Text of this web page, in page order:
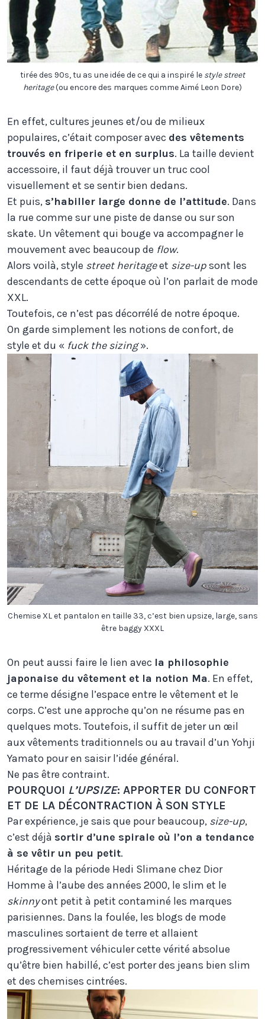
tirée des 90s, tu as une idée de ce qui a inspiré le style street
heritage(ou encore des marques comme Aimé Leon Dore)
En effet, cultures jeunes et/ou de milieux
populaires, c’était composer avec des vêtements
trouvés en friperie et en surplus. La taille devient
accessoire, il faut déjà trouver un truc cool
visuellement et se sentir bien dedans.
Et puis, s’habiller large donne de l’attitude. Dans
la rue comme sur une piste de danse ou sur son
skate. Un vêtement qui bouge va accompagner le
mouvement avec beaucoup de flow.
Alors voilà, style street heritageet size-upsont les
descendants de cette époque où l’on parlait de mode
XXL.
Toutefois, ce n’est pas décorrélé de notre époque.
On garde simplement les notions de confort, de
style et du « fuck the sizing».
Chemise XL et pantalon en taille 33, c’est bien upsize, large, sans
être baggy XXXL
On peut aussi faire le lien avec la philosophie
japonaise du vêtement et la notion Ma. En effet,
ce terme désigne l’espace entre le vêtement et le
corps. C’est une approche qu’on ne résume pas en
quelques mots. Toutefois, il suffit de jeter un œil
aux vêtements traditionnels ou au travail d’un Yohji
Yamato pour en saisir l’idée général.
Ne pas être contraint.
POURQUOI L’UPSIZE: APPORTER DU CONFORT
ET DE LA DÉCONTRACTION À SON STYLE
Par expérience, je sais que pour beaucoup, size-up,
c’est déjà sortir d’une spirale où l’on a tendance
à se vêtir un peu petit.
Héritage de la période Hedi Slimane chez Dior
Homme à l’aube des années 2000, le slim et le
skinnyont petit à petit contaminé les marques
parisiennes. Dans la foulée, les blogs de mode
masculines sortaient de terre et allaient
progressivement véhiculer cette vérité absolue
qu’être bien habillé, c’est porter des jeans bien slim
et des chemises cintrées.